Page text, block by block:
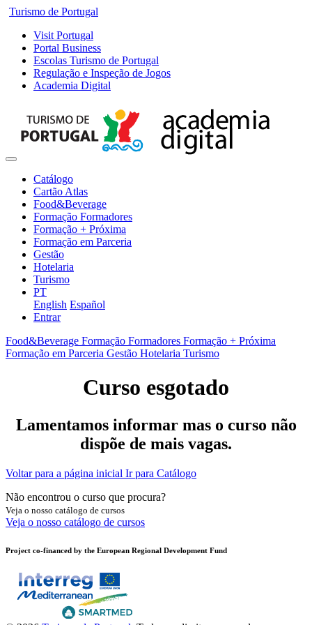
Turismo de Portugal
Visit Portugal
Portal Business
Escolas Turismo de Portugal
Regulação e Inspeção de Jogos
Academia Digital
Catálogo
Cartão Atlas
Food&Beverage
Formação Formadores
Formação + Próxima
Formação em Parceria
Gestão
Hotelaria
Turismo
PT
English Español
Entrar
Food&Beverage Formação Formadores Formação + Próxima
Formação em Parceria Gestão Hotelaria Turismo
Curso esgotado
Lamentamos informar mas o curso não
dispõe de mais vagas.
Voltar para a página inicial Ir para Catálogo
Não encontrou o curso que procura?
Veja o nosso catálogo de cursos
Veja o nosso catálogo de cursos
Project co-financed by the European Regional Development Fund